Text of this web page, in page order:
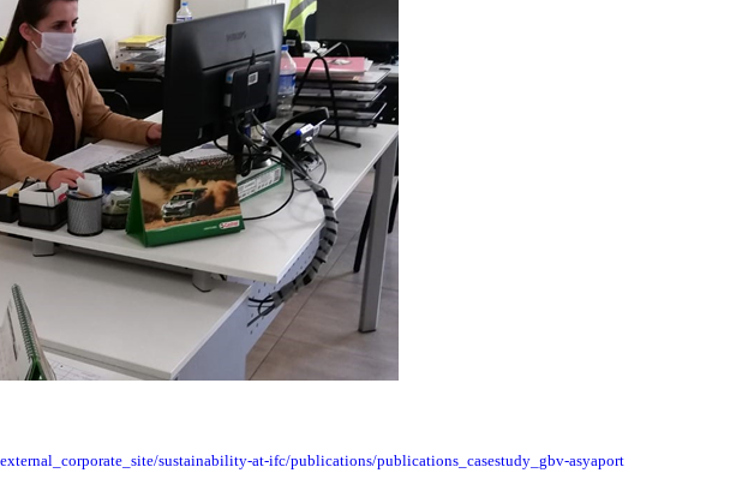
sustainability-at-ifc/publications/publications_casestudy_gbv-asyaport